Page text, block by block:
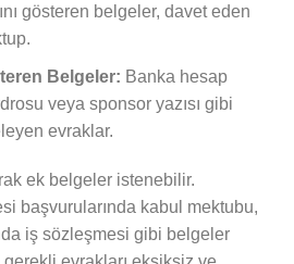
gösteren belgeler, davet eden
Belgeler: Banka hesap
veya sponsor yazısı gibi
evraklar.
ek belgeler istenebilir.
başvurularında kabul mektubu,
iş sözleşmesi gibi belgeler